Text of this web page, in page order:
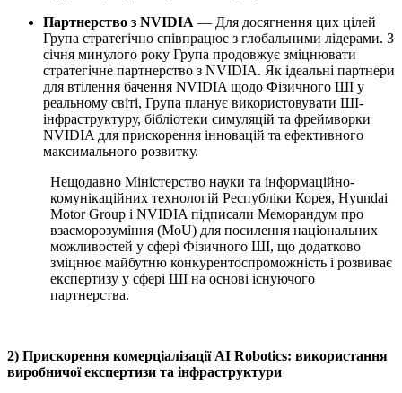
Партнерство з NVIDIA — Для досягнення цих цілей
Група стратегічно співпрацює з глобальними лідерами. З
січня минулого року Група продовжує зміцнювати
стратегічне партнерство з NVIDIA. Як ідеальні партнери
для втілення бачення NVIDIA щодо Фізичного ШІ у
реальному світі, Група планує використовувати ШІ-
інфраструктуру, бібліотеки симуляцій та фреймворки
NVIDIA для прискорення інновацій та ефективного
максимального розвитку.
Нещодавно Міністерство науки та інформаційно-
комунікаційних технологій Республіки Корея, Hyundai
Motor Group і NVIDIA підписали Меморандум про
взаєморозуміння (MoU) для посилення національних
можливостей у сфері Фізичного ШІ, що додатково
зміцнює майбутню конкурентоспроможність і розвиває
експертизу у сфері ШІ на основі існуючого
партнерства.
2) Прискорення комерціалізації AI Robotics: використання
виробничої експертизи та інфраструктури